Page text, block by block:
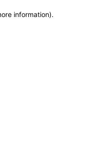
information).